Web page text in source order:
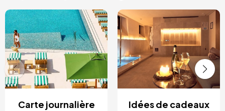
Carte journalière Idées de cadeaux